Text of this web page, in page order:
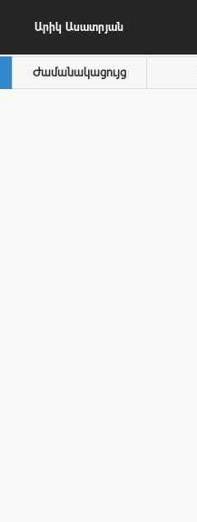
Արիկ Ասատրյան
Ժամանակացույց